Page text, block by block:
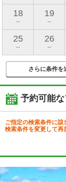
18
--
19
--
25
--
26
--
さらに条件を
予約可能
ご指定の検索条件に該
検索条件を変更して再